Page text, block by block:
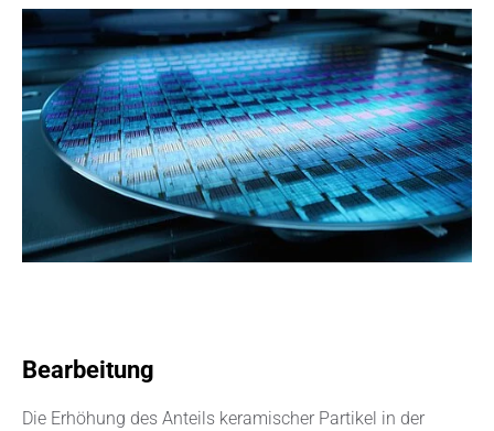
Bearbeitung
Die Erhöhung des Anteils keramischer Partikel in der